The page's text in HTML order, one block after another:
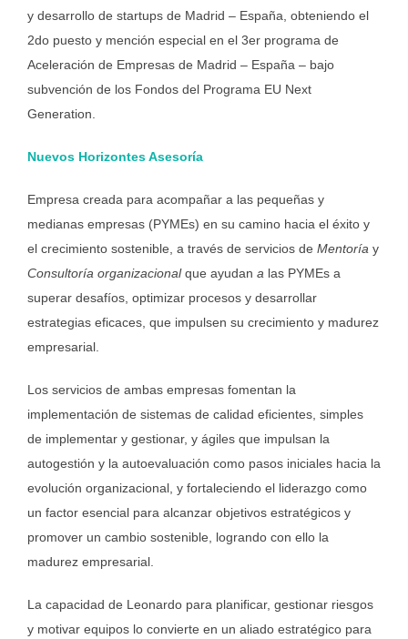
y desarrollo de startups de Madrid – España, obteniendo el
2do puesto y mención especial en el 3er programa de
Aceleración de Empresas de Madrid – España – bajo
subvención de los Fondos del Programa EU Next
Generation.
Nuevos Horizontes Asesoría
Empresa creada para acompañar a las pequeñas y
medianas empresas (PYMEs) en su camino hacia el éxito y
el crecimiento sostenible, a través de servicios de Mentoría y
Consultoría organizacionalque ayudan a las PYMEs a
superar desafíos, optimizar procesos y desarrollar
estrategias eficaces, que impulsen su crecimiento y madurez
empresarial.
Los servicios de ambas empresas fomentan la
implementación de sistemas de calidad eficientes, simples
de implementar y gestionar, y ágiles que impulsan la
autogestión y la autoevaluación como pasos iniciales hacia la
evolución organizacional, y fortaleciendo el liderazgo como
un factor esencial para alcanzar objetivos estratégicos y
promover un cambio sostenible, logrando con ello la
madurez empresarial.
La capacidad de Leonardo para planificar, gestionar riesgos
y motivar equipos lo convierte en un aliado estratégico para